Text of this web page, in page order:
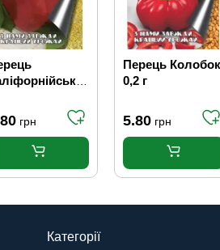
грн
Перець Колобок
0,2 г
5.80 грн
Категорії